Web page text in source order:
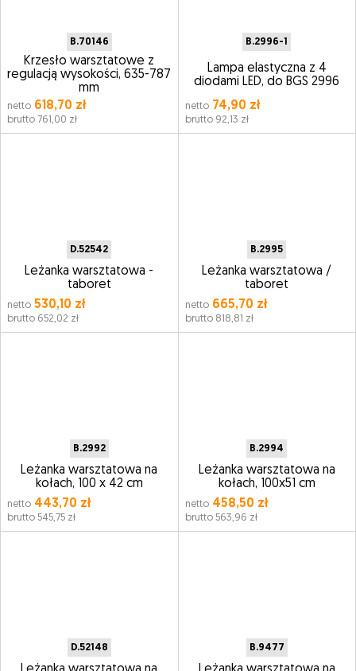
B.70146
Krzesło warsztatowe z
regulacją wysokości, 635-787
mm
netto 618,70 zł
brutto 761,00 zł
B.2996-1
Lampa elastyczna z 4
diodami LED, do BGS 2996
netto74,90 zł
brutto 92,13 zł
D.52542
Leżanka warsztatowa -
taboret
netto 530,10 zł
brutto 652,02 zł
B.2995
Leżanka warsztatowa /
taboret
netto665,70 zł
brutto 818,81 zł
B.2992
Leżanka warsztatowa na
kołach, 100 x 42 cm
netto 443,70 zł
brutto 545,75 zł
B.2994
Leżanka warsztatowa na
kołach, 100x51 cm
netto458,50 zł
brutto 563,96 zł
D.52148 B.9477